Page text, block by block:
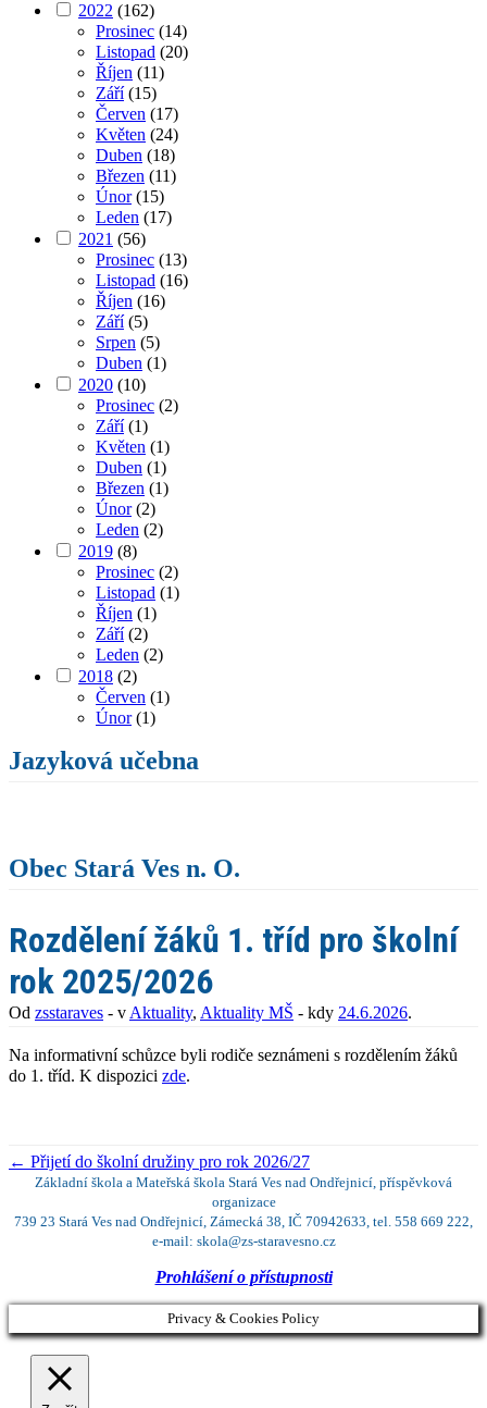
2022 (162)
Prosinec (14)
Listopad (20)
Říjen (11)
Září(15)
Červen (17)
Květen (24)
Duben (18)
Březen (11)
Únor(15)
Leden (17)
2021 (56)
Prosinec (13)
Listopad (16)
Říjen (16)
Září(5)
Srpen (5)
Duben (1)
2020 (10)
Prosinec (2)
Září(1)
Květen (1)
Duben (1)
Březen (1)
Únor(2)
Leden (2)
2019 (8)
Prosinec (2)
Listopad (1)
Říjen (1)
Září(2)
Leden (2)
2018 (2)
Červen (1)
Únor(1)
Jazyková učebna
Obec Stará Ves n. O.
Rozdělení žáků 1. tříd pro školní
rok 2025/2026
Od zsstaraves - v Aktuality, Aktuality MŠ - kdy 24.6.2026.
Na informativní schůzce byli rodiče seznámeni s rozdělením žáků
do 1. tříd. K dispozici zde.
← Přijetí do školní družiny pro rok 2026/27
Základní škola a Mateřská škola Stará Ves nad Ondřejnicí, příspěvková
organizace
739 23 Stará Ves nad Ondřejnicí, Zámecká 38, IČ 70942633, tel. 558 669 222,
e-mail: skola@zs-staravesno.cz
Prohlášení o přístupnosti
Privacy & Cookies Policy